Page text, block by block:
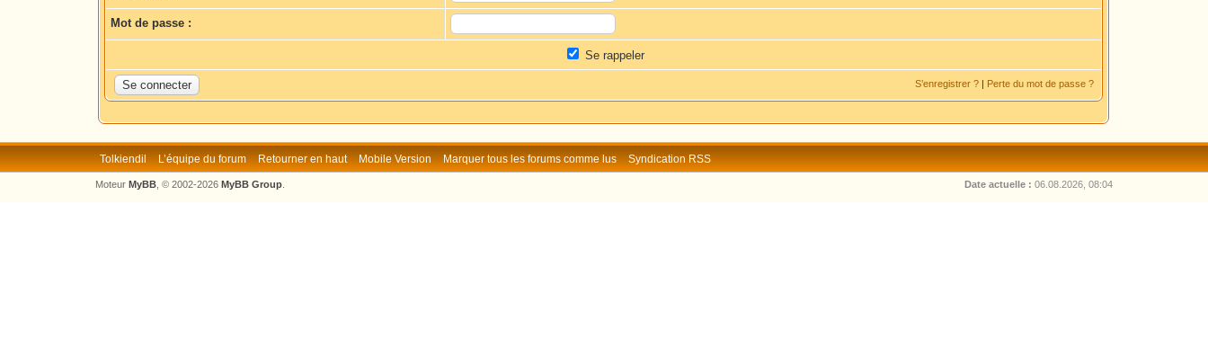
Mot de passe :
Se rappeler
S’enregistrer ? | Perte du mot de passe ?
Tolkiendil L’équipe du forum Retourner en haut Mobile Version Marquer tous les forums comme lus Syndication RSS
Date actuelle : 06.08.2026, 08:04
Moteur MyBB, © 2002-2026 MyBB Group.